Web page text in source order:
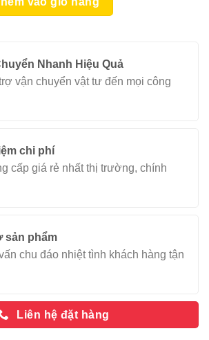
Nhanh Hiệu Quả
vận chuyển vật tư đến mọi công
chi phí
cấp giá rẻ nhất thị trường, chính
sản phẩm
chu đáo nhiệt tình khách hàng tận
Liên hệ đặt hàng